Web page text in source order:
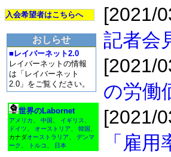
入会希望者はこちらへ
おしらせ
■レイバーネット2.0
レイバーネットの情報
は「レイバーネット
2.0」をご覧ください。
世界のLabornet
アメリカ 中国 イギリス
ドイツ
オーストリア 韓国
カナダオーストラリア
デンマ
ーク
トルコ 日本
[2021/
記者会
[2021/
の労働
[2021/
「雇